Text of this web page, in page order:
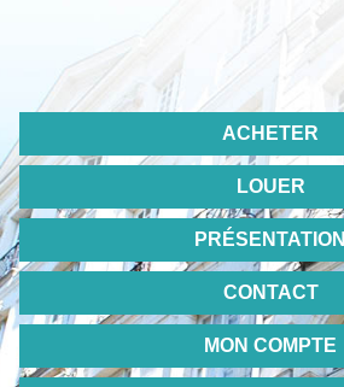
ACHETER
LOUER
PRÉSENTATION
CONTACT
MON COMPTE